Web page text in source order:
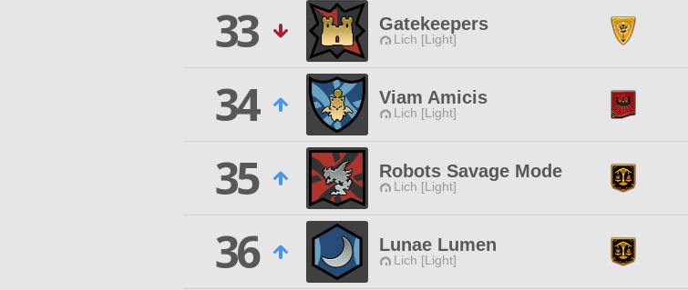
33
Gatekeepers
Lich [Light]
34
Viam Amicis
Lich [Light]
35
Robots Savage Mode
Lich [Light]
36
Lunae Lumen
Lich [Light]